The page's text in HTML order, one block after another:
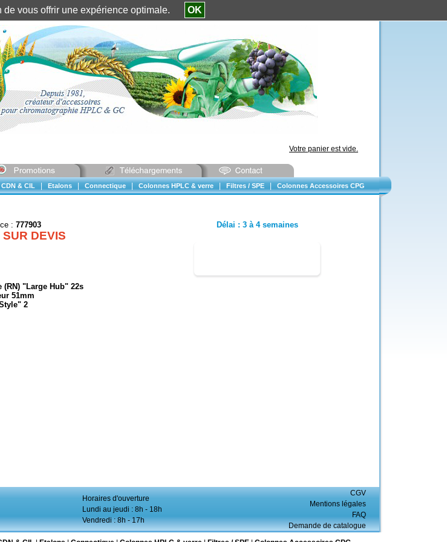
Identification client ||Mon compte
Votre panier est vide.
& CIL Etalons Connectique Colonnes HPLC & verre Filtres / SPE Colonnes Accessoires CPG
: 777903
SUR DEVIS
Délai : 3 à 4 semaines
(RN) "Large Hub" 22s
51mm
2
Horaires d'ouverture
Lundi au jeudi : 8h - 18h
Vendredi : 8h - 17h
CGV
Mentions légales
FAQ
Demande de catalogue
de vous offrir une expérience optimale. OK